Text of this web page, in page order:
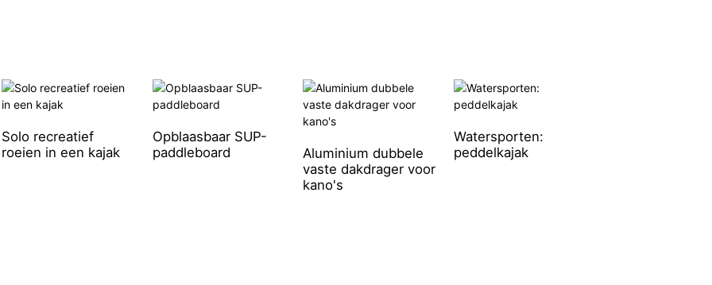
Solo recreatief
roeien in een kajak
Opblaasbaar SUP-
paddleboard
Aluminium dubbele
vaste dakdrager voor
kano's
Watersporten:
peddelkajak